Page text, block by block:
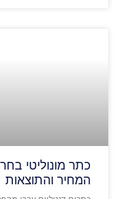
כתר מונוליטי
המחיר והתוצאות